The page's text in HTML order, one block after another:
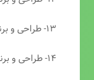
۱۳- طراحی و برنامه نویسی سامانه حواله دارو خیریه حضرت ابوالفضل (ع)
۱۴- طراحی و برنامه نویسی سامانه ایاب ذهاب خیریه حضرت ابوالفضل (ع)